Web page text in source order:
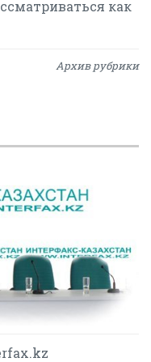
как
Архив рубрики